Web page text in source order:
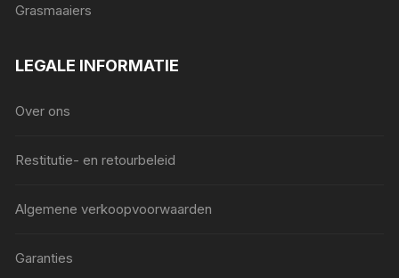
Grasmaaiers
LEGALE INFORMATIE
Over ons
Restitutie- en retourbeleid
Algemene verkoopvoorwaarden
Garanties